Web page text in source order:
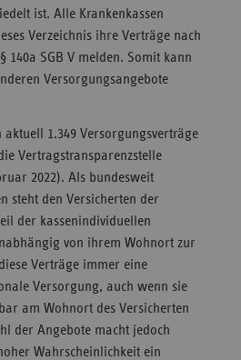
ist. Alle Krankenkassen
Verzeichnis ihre Verträge nach
140a SGB V melden. Somit kann
Versorgungsangebote
aktuell 1.349 Versorgungsverträge
Vertragstransparenzstelle
2022). Als bundesweit
steht den Versicherten der
der kassenindividuellen
von ihrem Wohnort zur
Verträge immer eine
Versorgung, auch wenn sie
am Wohnort des Versicherten
der Angebote macht jedoch
Wahrscheinlichkeit ein